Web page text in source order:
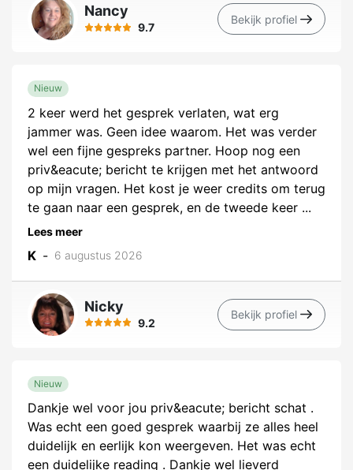
Nancy
9.7
Bekijk profiel
Nieuw
2 keer werd het gesprek verlaten, wat erg
jammer was. Geen idee waarom. Het was verder
wel een fijne gespreks partner. Hoop nog een
priv&eacute; bericht te krijgen met het antwoord
op mijn vragen. Het kost je weer credits om terug
te gaan naar een gesprek, en de tweede keer ...
Lees meer
K - 6 augustus 2026
Nicky
9.2
Bekijk profiel
Nieuw
Dankje wel voor jou priv&eacute; bericht schat .
Was echt een goed gesprek waarbij ze alles heel
duidelijk en eerlijk kon weergeven. Het was echt
een duidelijke reading . Dankje wel lieverd